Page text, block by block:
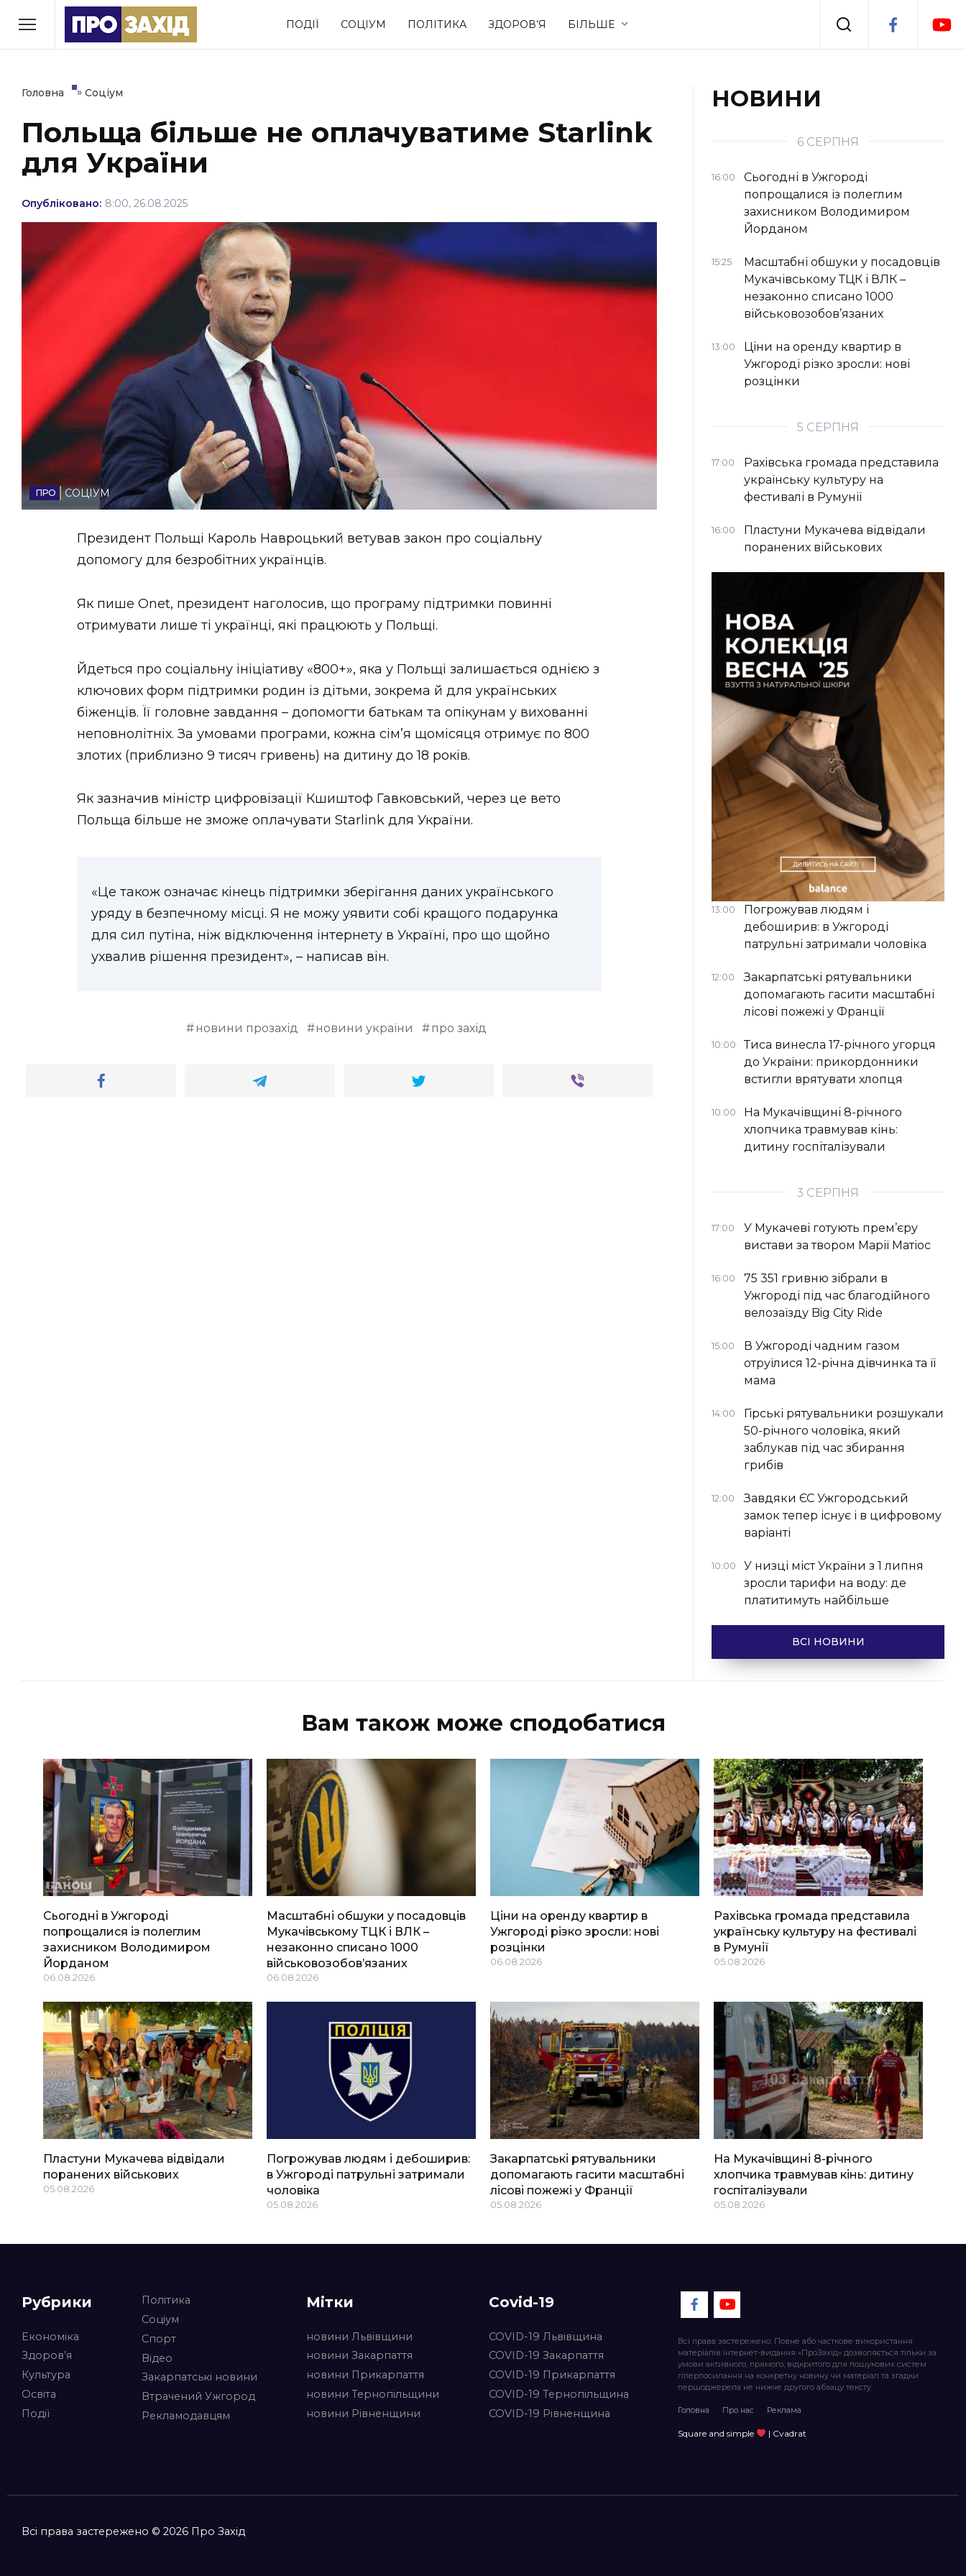
ПОДІЇ СОЦІУМ ПОЛІТИКА ЗДОРОВ’Я БІЛЬШЕ
РУБРИКИ
Економіка Події
Політика Соціум Спорт Стиль життя
Втрачений Ужгород
(відеоверсія)
ЗАКАРПАТСЬКІ НОВИНИ
НОВИНИ ЗАХІДНОЇ УКРАЇНИ
ФОТО
ВІДЕО
Головна » Соціум
Польща більше не оплачуватиме Starlink
для України
Опубліковано: 8:00, 26.08.2025
СОЦІУМ
Президент Польщі Кароль Навроцький ветував закон про соціальну
допомогу для безробітних українців.
Як пише Onet, президент наголосив, що програму підтримки повинні
отримувати лише ті українці, які працюють у Польщі.
Йдеться про соціальну ініціативу «800+», яка у Польщі залишається однією з
ключових форм підтримки родин із дітьми, зокрема й для українських
біженців. Її головне завдання – допомогти батькам та опікунам у вихованні
неповнолітніх. За умовами програми, кожна сім’я щомісяця отримує по 800
злотих (приблизно 9 тисяч гривень) на дитину до 18 років.
Як зазначив міністр цифровізації Кшиштоф Гавковський, через це вето
Польща більше не зможе оплачувати Starlink для України.
«Це також означає кінець підтримки зберігання даних українського
уряду в безпечному місці. Я не можу уявити собі кращого подарунка
для сил путіна, ніж відключення інтернету в Україні, про що щойно
ухвалив рішення президент», – написав він.
новини прозахід новини україни про захід
НОВИНИ
6 СЕРПНЯ
16:00
Сьогодні в Ужгороді
попрощалися із полеглим
захисником Володимиром
Йорданом
15:25
Масштабні обшуки у посадовців
Мукачівському ТЦК і ВЛК –
незаконно списано 1000
військовозобов’язаних
13:00
Ціни на оренду квартир в
Ужгороді різко зросли: нові
розцінки
5 СЕРПНЯ
17:00
Рахівська громада представила
українську культуру на
фестивалі в Румунії
16:00
Пластуни Мукачева відвідали
поранених військових
13:00
Погрожував людям і
дебоширив: в Ужгороді
патрульні затримали чоловіка
12:00
Закарпатські рятувальники
допомагають гасити масштабні
лісові пожежі у Франції
10:00
Тиса винесла 17-річного угорця
до України: прикордонники
встигли врятувати хлопця
10:00
На Мукачівщині 8-річного
хлопчика травмував кінь:
дитину госпіталізували
3 СЕРПНЯ
17:00
У Мукачеві готують прем’єру
вистави за твором Марії Матіос
16:00
75 351 гривню зібрали в
Ужгороді під час благодійного
велозаїзду Big Сity Ride
15:00
В Ужгороді чадним газом
отруїлися 12-річна дівчинка та її
мама
14:00
Гірські рятувальники розшукали
50-річного чоловіка, який
заблукав під час збирання
грибів
12:00
Завдяки ЄС Ужгородський
замок тепер існує і в цифровому
варіанті
10:00
У низці міст України з 1 липня
зросли тарифи на воду: де
платитимуть найбільше
ВСІ НОВИНИ
Вам також може сподобатися
Сьогодні в Ужгороді
попрощалися із полеглим
захисником Володимиром
Йорданом
06.08.2026
Масштабні обшуки у посадовців
Мукачівському ТЦК і ВЛК –
незаконно списано 1000
військовозобов’язаних
06.08.2026
Ціни на оренду квартир в
Ужгороді різко зросли: нові
розцінки
06.08.2026
Рахівська громада представила
українську культуру на фестивалі
в Румунії
05.08.2026
Пластуни Мукачева відвідали
поранених військових
05.08.2026
Погрожував людям і дебоширив:
в Ужгороді патрульні затримали
чоловіка
05.08.2026
Закарпатські рятувальники
допомагають гасити масштабні
лісові пожежі у Франції
05.08.2026
На Мукачівщині 8-річного
хлопчика травмував кінь: дитину
госпіталізували
05.08.2026
Рубрики
Економіка
Здоров’я
Культура
Освіта
Події
Політика
Соціум
Спорт
Відео
Закарпатські новини
Втрачений Ужгород
Рекламодавцям
Мітки
новини Львівщини
новини Закарпаття
новини Прикарпаття
новини Тернопільщини
новини Рівненщини
Covid-19
COVID-19 Львівщина
COVID-19 Закарпаття
COVID-19 Прикарпаття
COVID-19 Тернопільщина
COVID-19 Рівненщина
Всі права застережено. Повне або часткове використання
матеріалів інтернет-видання «ПроЗахід» дозволяється тільки за
умови активного, прямого, відкритого для пошукових систем
гіперпосилання на конкретну новину чи матеріал та згадки
першоджерела не нижче другого абзацу тексту.
Головна Про нас Реклама
Square and simple | Cvadrat
Всі права застережено © 2026 Про Захід